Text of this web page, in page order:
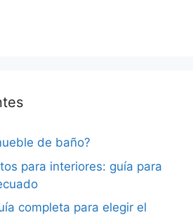
de baño?
para interiores: guía para
completa para elegir el